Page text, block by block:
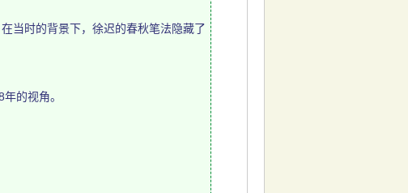
当时的背景下，徐迟的春秋笔法隐藏了
的视角。